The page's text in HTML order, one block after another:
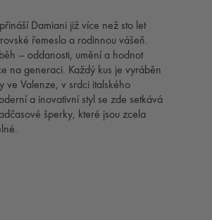
Damiani již více než sto let
řemeslo a rodinnou vášeň.
– oddanosti, umění a hodnot
na generaci. Každý kus je vyráběn
ve Valenze, v srdci italského
a inovativní styl se zde setkává
šperky, které jsou zcela